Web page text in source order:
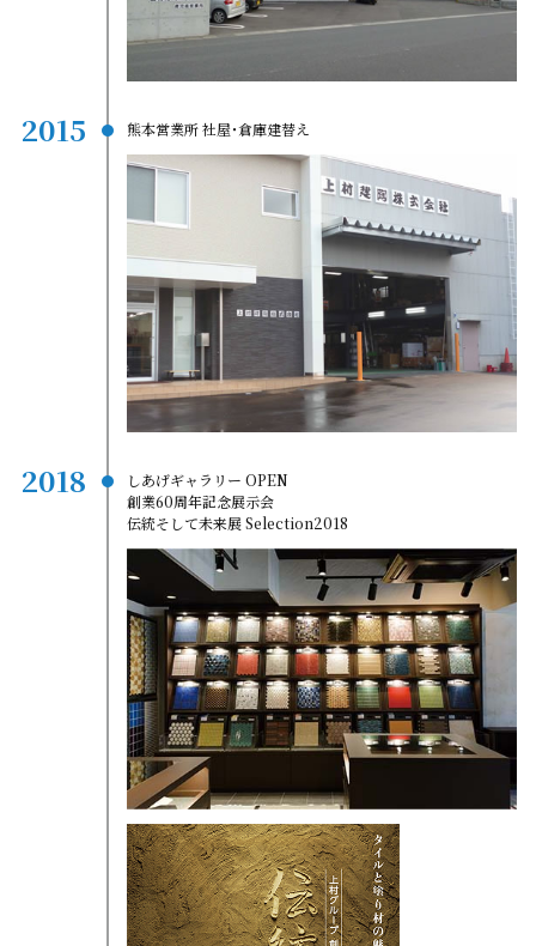
2015 熊本営業所 社屋･倉庫建替え
2018
しあげギャラリー OPEN
創業60周年記念展示会
伝統そして未来展 Selection2018